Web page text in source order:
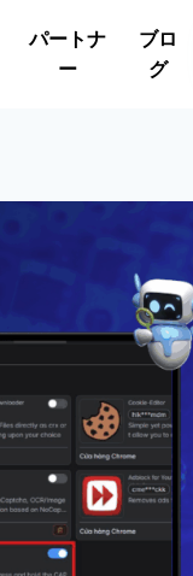
パートナ
ー
ブロ
グ